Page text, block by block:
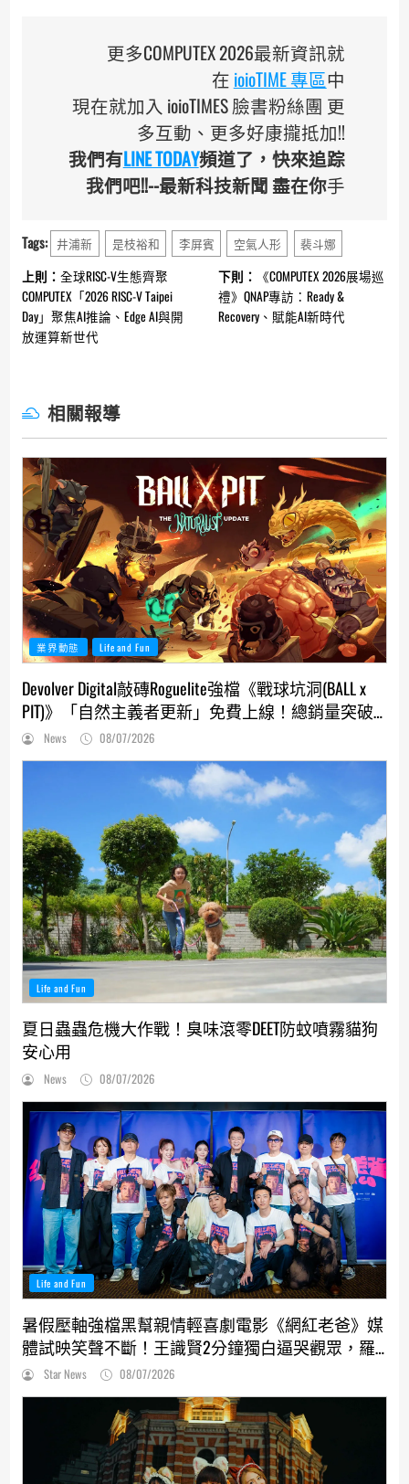
更多COMPUTEX 2026最新資訊就
在 ioioTIME 專區中
現在就加入 ioioTIMES 臉書粉絲團 更
多互動、更多好康攏抵加!!
我們有LINE TODAY頻道了，快來追踪
我們吧!!--最新科技新聞 盡在你手
Tags: 井浦新 是枝裕和 李屏賓 空氣人形 裴斗娜
Continue
Reading
上則： 全球RISC-V生態齊聚
COMPUTEX「2026 RISC-V Taipei
Day」聚焦AI推論、Edge AI與開
放運算新世代
下則： 《COMPUTEX 2026展場巡
禮》QNAP專訪：Ready &
Recovery、賦能AI新時代
相關報導
業界動態 Life and Fun
Devolver Digital敲磚Roguelite強檔《戰球坑洞(BALL x
PIT)》「自然主義者更新」免費上線！總銷量突破
200萬份，遊戲史低66折熱銷中
News 08/07/2026
Life and Fun
夏日蟲蟲危機大作戰！臭味滾零DEET防蚊噴霧貓狗
安心用
News 08/07/2026
Life and Fun
暑假壓軸強檔黑幫親情輕喜劇電影《網紅老爸》媒
體試映笑聲不斷！王識賢2分鐘獨白逼哭觀眾，羅
志祥、張懷秋受封搞笑MVP
Star News 08/07/2026